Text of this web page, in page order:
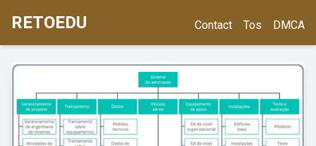
RETOEDU Contact Tos DMCA